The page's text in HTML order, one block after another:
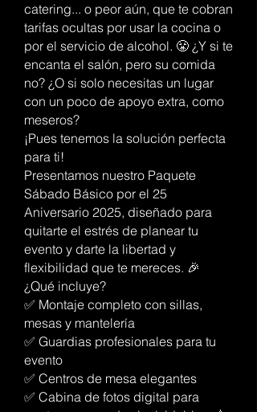
catering... o peor aún, que te cobran
tarifas ocultas por usar la cocina o
por el servicio de alcohol. 😤 ¿Y si te
encanta el salón, pero su comida
no? ¿O si solo necesitas un lugar
con un poco de apoyo extra, como
meseros?
¡Pues tenemos la solución perfecta
para ti!
Presentamos nuestro Paquete
Sábado Básico por el 25
Aniversario 2025, diseñado para
quitarte el estrés de planear tu
evento y darte la libertad y
flexibilidad que te mereces. 🎉
¿Qué incluye?
✅ Montaje completo con sillas,
mesas y mantelería
✅ Guardias profesionales para tu
evento
✅ Centros de mesa elegantes
✅ Cabina de fotos digital para